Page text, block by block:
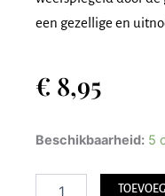
een gezellige en
€ 8,95
Beschikbaarheid: 5
Waxinelichthouder
aantal